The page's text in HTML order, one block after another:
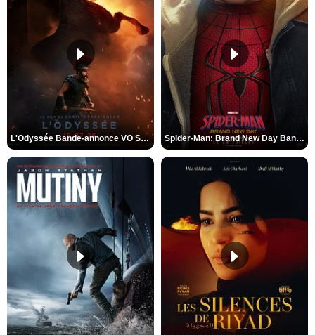
L'Odyssée Bande-annonce VO STFR Spider-Man: Brand New Day Bande-annonce VO STFR